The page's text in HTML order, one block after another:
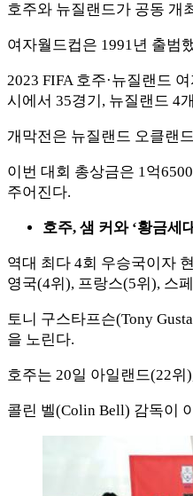
호주와 뉴질랜드가 공동 개
여자월드컵은 1991년 출범
2023 FIFA 호주·뉴질랜드
시에서 35경기, 뉴질랜드 4
개막전은 뉴질랜드 오클랜
이번 대회 총상금은 1억
주어진다.
호주, 샘 커와 ‘황금세
역대 최다 4회 우승국이자
영국(4위), 프랑스(5위), 스
토니 구스타프슨(Tony
을 노린다.
호주는 20일 아일랜드(22
콜린 벨(Colin Bell) 감독이